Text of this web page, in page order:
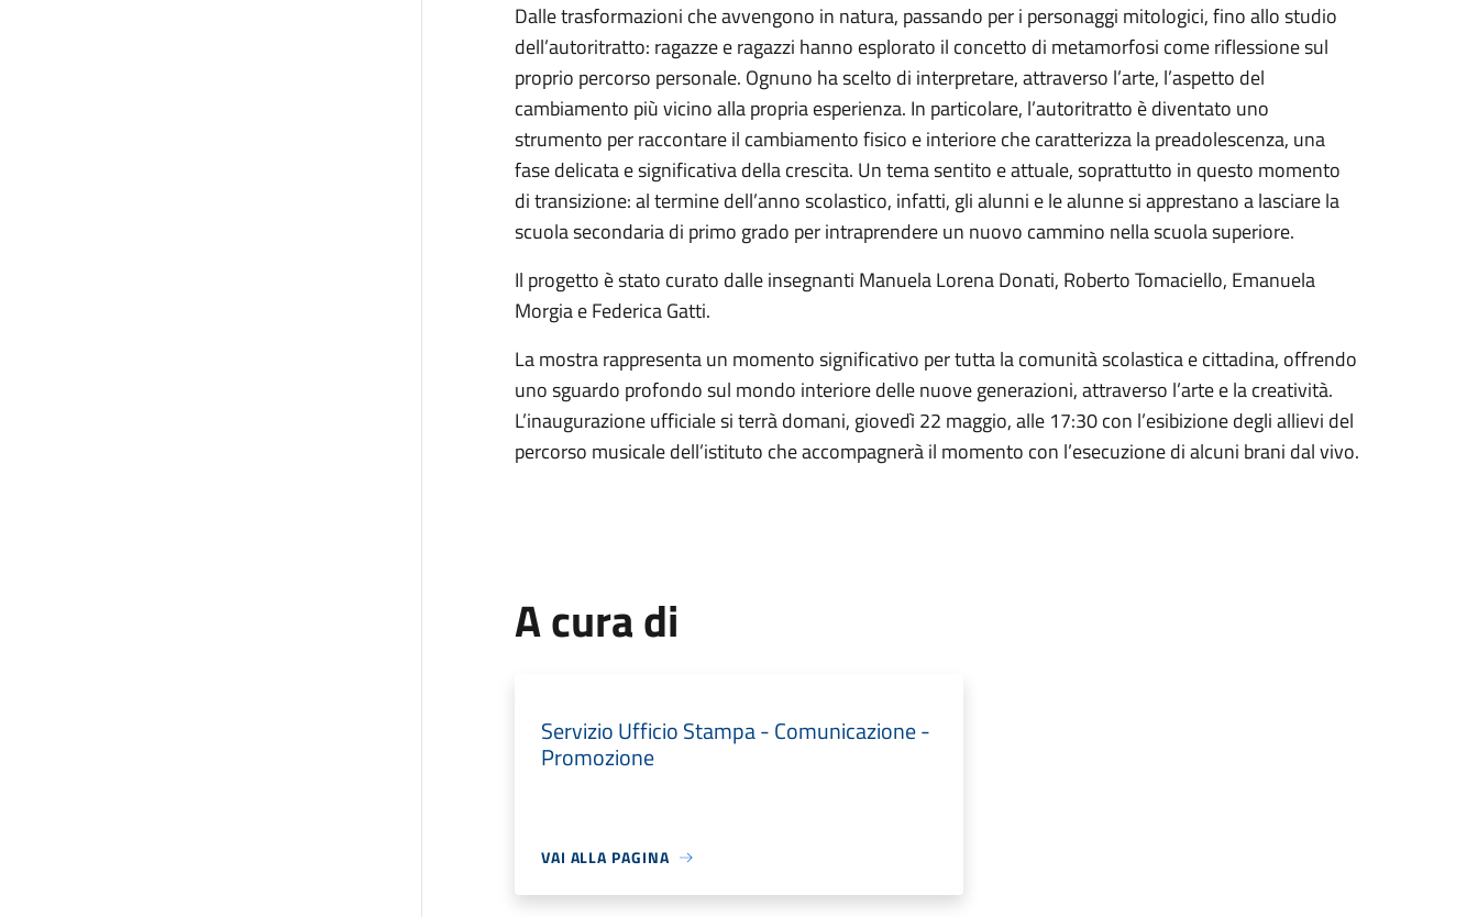
Dalle trasformazioni che avvengono in natura, passando per i personaggi mitologici, fino allo studio
dell’autoritratto: ragazze e ragazzi hanno esplorato il concetto di metamorfosi come riflessione sul
proprio percorso personale. Ognuno ha scelto di interpretare, attraverso l’arte, l’aspetto del
cambiamento più vicino alla propria esperienza. In particolare, l’autoritratto è diventato uno
strumento per raccontare il cambiamento fisico e interiore che caratterizza la preadolescenza, una
fase delicata e significativa della crescita. Un tema sentito e attuale, soprattutto in questo momento
di transizione: al termine dell’anno scolastico, infatti, gli alunni e le alunne si apprestano a lasciare la
scuola secondaria di primo grado per intraprendere un nuovo cammino nella scuola superiore.
Il progetto è stato curato dalle insegnanti Manuela Lorena Donati, Roberto Tomaciello, Emanuela
Morgia e Federica Gatti.
La mostra rappresenta un momento significativo per tutta la comunità scolastica e cittadina, offrendo
uno sguardo profondo sul mondo interiore delle nuove generazioni, attraverso l’arte e la creatività.
L’inaugurazione ufficiale si terrà domani, giovedì 22 maggio, alle 17:30 con l’esibizione degli allievi del
percorso musicale dell’istituto che accompagnerà il momento con l’esecuzione di alcuni brani dal vivo.
A cura di
Servizio Ufficio Stampa - Comunicazione -
Promozione
VAI ALLA PAGINA